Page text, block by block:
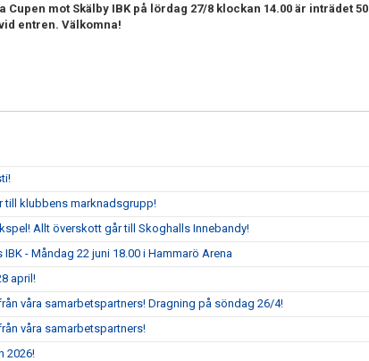
mot Skälby IBK på lördag 27/8 klockan 14.00 är inträdet 50
entren. Välkomna!
till klubbens marknadsgrupp!
Allt överskott går till Skoghalls Innebandy!
- Måndag 22 juni 18.00 i Hammarö Arena
april!
våra samarbetspartners! Dragning på söndag 26/4!
våra samarbetspartners!
2026!